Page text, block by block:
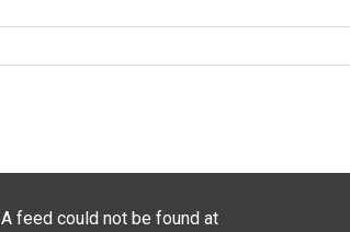
A feed could not be found at